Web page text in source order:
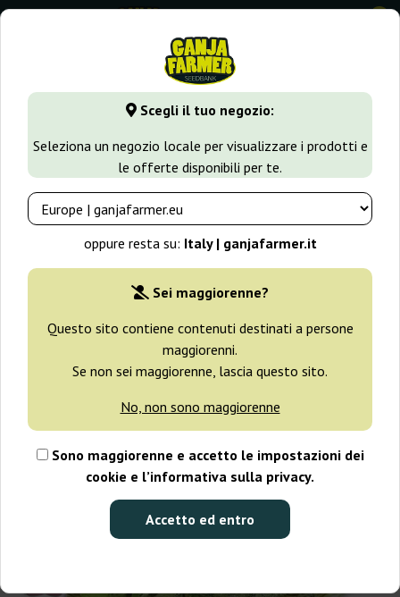
Scegli il tuo negozio:
Seleziona un negozio locale per visualizzare i prodotti e
le offerte disponibili per te.
oppure resta su: Italy | ganjafarmer.it
Sei maggiorenne?
Questo sito contiene contenuti destinati a persone
maggiorenni.
Se non sei maggiorenne, lascia questo sito.
No, non sono maggiorenne
Sono maggiorenne e accetto le impostazioni dei
cookie e l’informativa sulla privacy.
Accetto ed entro
0
GanjaFarmer.it Tipi di Semi Semi Indica 2 Fast & 2
Seeds